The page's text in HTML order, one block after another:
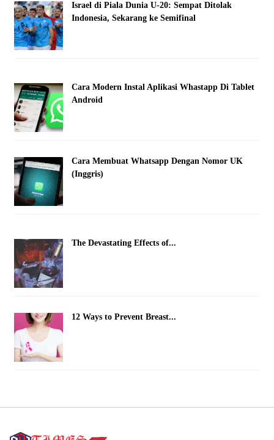
Israel di Piala Dunia U-20: Sempat Ditolak
Indonesia, Sekarang ke Semifinal
Cara Modern Instal Aplikasi Whastapp Di Tablet
Android
Cara Membuat Whatsapp Dengan Nomor UK
(Inggris)
The Devastating Effects of...
12 Ways to Prevent Breast...